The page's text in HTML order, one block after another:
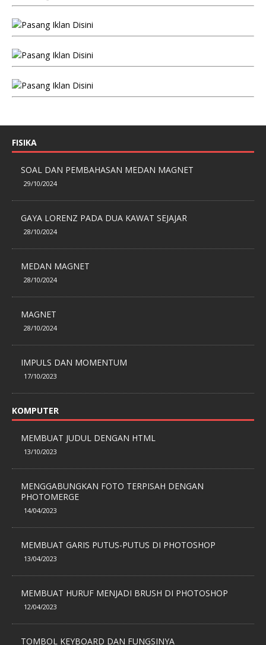
FISIKA
SOAL DAN PEMBAHASAN MEDAN MAGNET
29/10/2024
GAYA LORENZ PADA DUA KAWAT SEJAJAR
28/10/2024
MEDAN MAGNET
28/10/2024
MAGNET
28/10/2024
IMPULS DAN MOMENTUM
17/10/2023
KOMPUTER
MEMBUAT JUDUL DENGAN HTML
13/10/2023
MENGGABUNGKAN FOTO TERPISAH DENGAN
PHOTOMERGE
14/04/2023
MEMBUAT GARIS PUTUS-PUTUS DI PHOTOSHOP
13/04/2023
MEMBUAT HURUF MENJADI BRUSH DI PHOTOSHOP
12/04/2023
TOMBOL KEYBOARD DAN FUNGSINYA